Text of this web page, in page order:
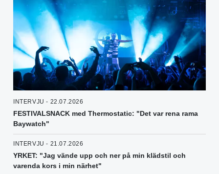
INTERVJU - 22.07.2026
FESTIVALSNACK med Thermostatic: "Det var rena rama
Baywatch"
INTERVJU - 21.07.2026
YRKET: "Jag vände upp och ner på min klädstil och
varenda kors i min närhet"